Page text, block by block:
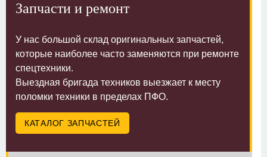
Запчасти и ремонт
У нас большой склад оригинальных запчастей,
которые наиболее часто заменяются при ремонте
спецтехники.
Выездная бригада техников выезжает к месту
поломки техники в пределах ПФО.
КАТАЛОГ ЗАПЧАСТЕЙ